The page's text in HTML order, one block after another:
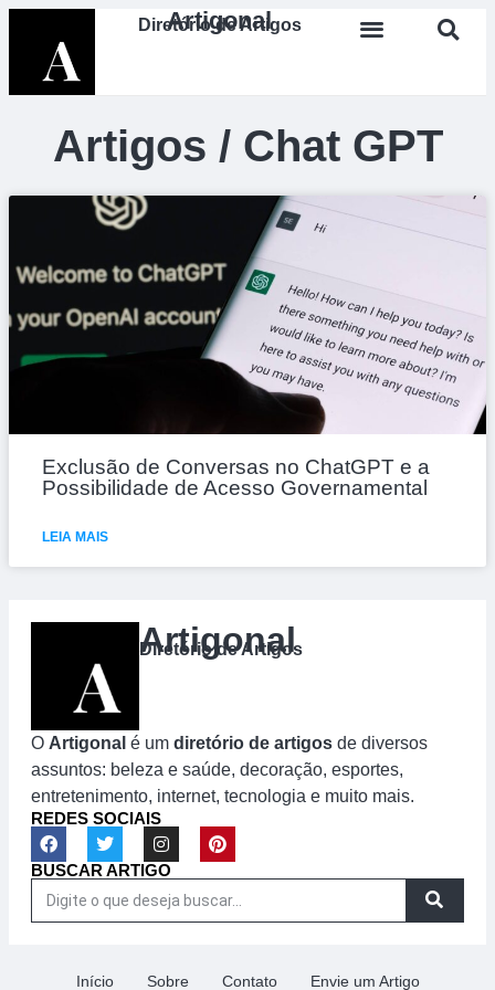
Artigonal
Diretório de Artigos
Artigos / Chat GPT
Exclusão de Conversas no ChatGPT e a
Possibilidade de Acesso Governamental
LEIA MAIS
Artigonal
Diretório de Artigos
O Artigonal é um diretório de artigos de diversos
assuntos: beleza e saúde, decoração, esportes,
entretenimento, internet, tecnologia e muito mais.
REDES SOCIAIS
BUSCAR ARTIGO
Início Sobre Contato Envie um Artigo